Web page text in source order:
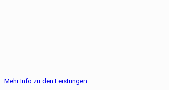
Mehr Info zu den Leistungen